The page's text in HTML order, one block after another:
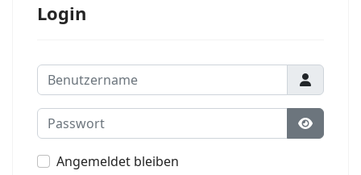
Login
Benutzername
Passwort
Angemeldet bleiben